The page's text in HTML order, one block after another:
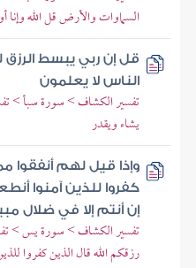
السماوات والأرض قل الله وإنا
قل إن ربي يبسط الرزق
الناس لا يعلمون
تفسير الكشاف > سورة سبأ >
يشاء ويقدر
وإذا قيل لهم أنفقوا
كفروا للذين آمنوا
إن أنتم إلا في ضلال
تفسير الكشاف > سورة يس >
رزقكم الله قال الذين كفروا